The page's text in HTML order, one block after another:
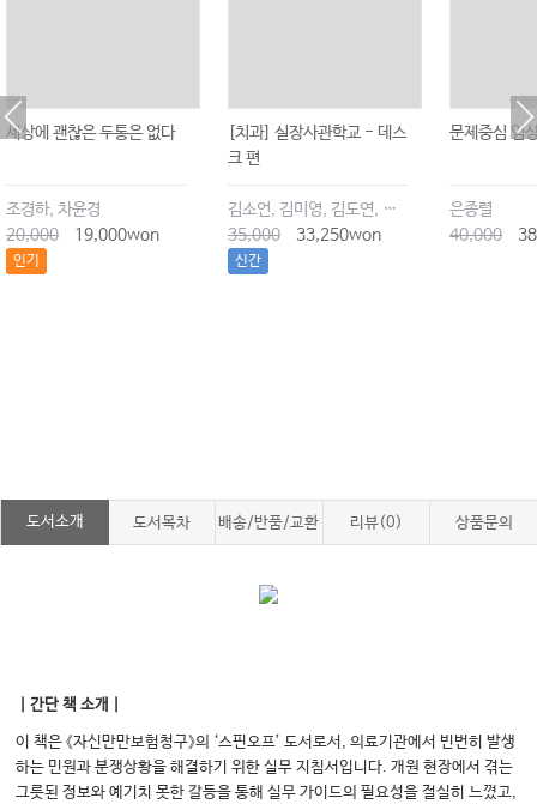
세상에 괜찮은 두통은 없다
조경하, 차윤경
20,000
19,000won
인기
[치과] 실장사관학교 - 데스
크 편
김소언, 김미영, 김도연, 김영미
35,000
33,250won
신간
문제중심 임
은종렬
40,000
도서소개 도서목차 배송/반품/교환 리뷰(0) 상품문의
｜간단 책 소개｜
이 책은 《자신만만보험청구》의 ‘스핀오프’ 도서로서, 의료기관에서 빈번히 발생
하는 민원과 분쟁상황을 해결하기 위한 실무 지침서입니다. 개원 현장에서 겪는
그릇된 정보와 예기치 못한 갈등을 통해 실무 가이드의 필요성을 절실히 느꼈고,